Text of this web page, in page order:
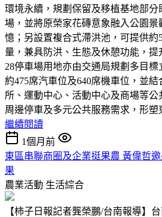
環境永續，規劃保留及移植基地部
場，並將原榮家花磚意象融入公園
憶；另設置複合式滯洪池，可提供約
量，兼具防洪、生態及休憩功能，
28停車場用地亦由交通局規劃多目
約475席汽車位及640席機車位，並
所、運動中心、活動中心及商場等
周邊停車及多元公共服務需求，形塑
繼續閱讀
1個月前
東區串聯商圈及企業挺果農 黃偉哲
果
農業活動 生活綜合
【柿子日報記者龔榮鵬/台南報導】